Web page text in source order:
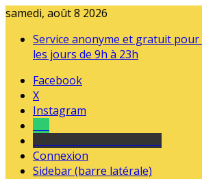
samedi, août 8 2026
Service anonyme et gratuit pour
les jours de 9h à 23h
Facebook
X
Instagram
Connexion
Sidebar (barre latérale)